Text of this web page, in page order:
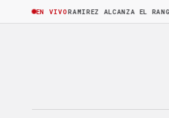
EN VIVO
BRUNO RAMIREZ ALCANZA EL RANGO